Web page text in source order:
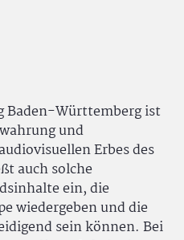
Baden-Württemberg ist
und
Erbes des
auch solche
ein, die
wiedergeben und die
sein können. Bei